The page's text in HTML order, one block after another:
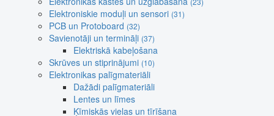
Elektroniskie moduļi un sensori (31)
PCB un Protoboard (32)
Savienotāji un termināļi (37)
Elektriskā kabeļošana
Skrūves un stiprinājumi (10)
Elektronikas palīgmateriāli
Dažādi palīgmateriāli
Lentes un līmes
Ķīmiskās vielas un tīrīšana